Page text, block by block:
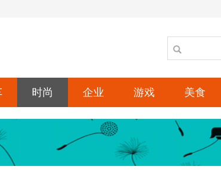
时尚 企业 游戏 美食